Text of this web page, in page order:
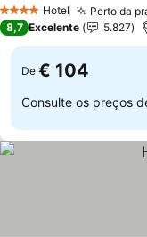
4 EstrelasHotel Perto da
8,7 Excelente 5.827
De € 104
Consulte os preços